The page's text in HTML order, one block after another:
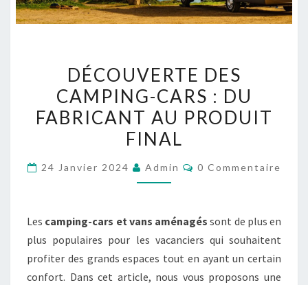
DES
CAMPING-
CARS
:
FABRICANT
FINAL
DÉCOUVERTE DES
CAMPING-CARS : DU
FABRICANT AU PRODUIT
FINAL
24 Janvier 2024 Admin Commentaires
0 Commentaire
Les camping-cars et vans aménagés sont de plus en
plus populaires pour les vacanciers qui souhaitent
profiter des grands espaces tout en ayant un certain
confort. Dans cet article, nous vous proposons une